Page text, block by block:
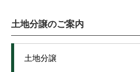
土地分譲のご案内
土地分譲